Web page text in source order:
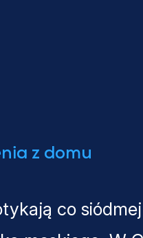
z domu
co